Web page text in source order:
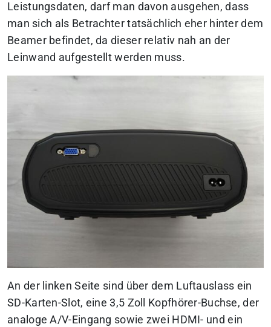
Leistungsdaten, darf man davon ausgehen, dass
man sich als Betrachter tatsächlich eher hinter dem
Beamer befindet, da dieser relativ nah an der
Leinwand aufgestellt werden muss.
An der linken Seite sind über dem Luftauslass ein
SD-Karten-Slot, eine 3,5 Zoll Kopfhörer-Buchse, der
analoge A/V-Eingang sowie zwei HDMI- und ein